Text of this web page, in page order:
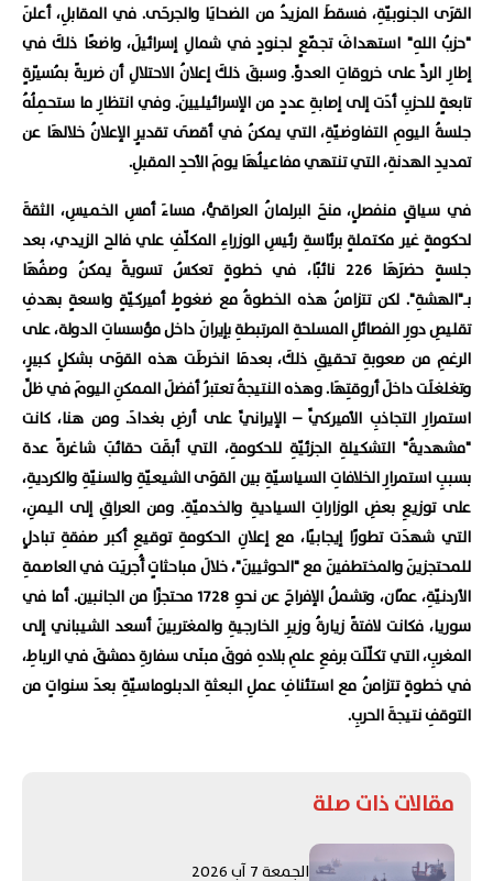
القرَى الجنوبيّةِ، فسقطَ المزيدُ من الضحايَا والجرحَى. في المقابلِ، أعلنَ
"حزبُ اللهِ" استهدافَ تجمّعٍ لجنودٍ في شمالِ إسرائيلَ، واضعًا ذلكَ في
إطارِ الردِّ على خروقاتِ العدوِّ. وسبقَ ذلكَ إعلانُ الاحتلالِ أن ضربةً بمُسيّرةٍ
تابعةٍ للحزبِ أدَت إلى إصابةِ عددٍ من الإسرائيليينَ. وفي انتظارِ ما ستحمِلُهُ
جلسةُ اليومِ التفاوضيّةِ، التي يمكنُ في أقصَى تقديرٍ الإعلانُ خلالهَا عن
تمديدِ الهدنةِ، التي تنتهي مفاعيلُهَا يومَ الأحدِ المقبلِ.
في سياقٍ منفصلٍ، منحَ البرلمانُ العراقيُّ، مساءَ أمسِ الخميسِ، الثقةَ
لحكومةٍ غير مكتملةٍ برئاسةِ رئيسِ الوزراءِ المكلّفِ علي فالح الزيدي، بعد
جلسةٍ حضرَهَا 226 نائبًا، في خطوةٍ تعكسُ تسويةً يمكنُ وصفُهَا
بـ"الهشةِ". لكن تتزامنُ هذه الخطوةُ مع ضغوطٍ أميركيّةٍ واسعةٍ بهدفِ
تقليصِ دورِ الفصائلِ المسلحةِ المرتبطةِ بإيرانَ داخل مؤسساتِ الدولة، على
الرغمِ من صعوبةِ تحقيقِ ذلكَ، بعدمَا انخرطَت هذه القوَى بشكلٍ كبيرٍ،
وتغلغلَت داخلَ أروقتِهَا. وهذه النتيجةُ تعتبرُ أفضلَ الممكنِ اليومَ في ظلِّ
استمرارِ التجاذبِ الأميركيِّ – الإيرانيِّ على أرضِ بغدادَ. ومن هنا، كانت
"مشهديةُ" التشكيلةِ الجزئيّةِ للحكومةِ، التي أبقَت حقائبَ شاغرةً عدة
بسببِ استمرارِ الخلافاتِ السياسيّةِ بين القوَى الشيعيّةِ والسنيّةِ والكرديةِ،
على توزيعِ بعضِ الوزاراتِ السياديةِ والخدميّةِ. ومن العراقِ إلى اليمنِ،
التي شهدَت تطورًا إيجابيًا، مع إعلانِ الحكومةِ توقيعِ أكبر صفقةِ تبادلٍ
للمحتجزينَ والمختطفينَ مع "الحوثيينَ"، خلالَ مباحثاتٍ أُجريَت في العاصمةِ
الأردنيّةِ، عمّان، وتشملُ الإفراجَ عن نحوِ 1728 محتجزًا من الجانبين. أما في
سوريا، فكانت لافتةً زيارةُ وزيرِ الخارجيةِ والمغتربينَ أسعد الشيباني إلى
المغربِ، التي تكلّلَت برفعِ علمِ بلادهِ فوقَ مبنَى سفارةِ دمشقَ في الرباطِ،
في خطوةٍ تتزامنُ مع استئنافِ عملِ البعثةِ الدبلوماسيّةِ بعدَ سنواتٍ من
التوقفِ نتيجةَ الحربِ.
مقالات ذات صلة
الجمعة 7 آب 2026